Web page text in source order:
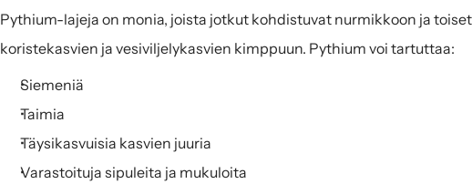
Pythium-lajeja on monia, joista jotkut kohdistuvat nurmikkoon ja
koristekasvien ja vesiviljelykasvien kimppuun. Pythium voi tartuttaa:
Siemeniä
Taimia
Täysikasvuisia kasvien juuria
Varastoituja sipuleita ja mukuloita